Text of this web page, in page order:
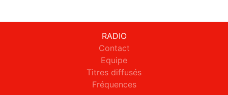
RADIO
Contact
Equipe
Titres diffusés
Fréquences